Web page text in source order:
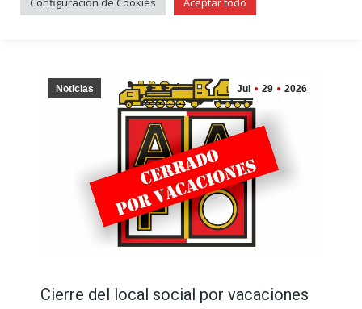
Jul 29 2026
Noticias
Cierre del local social por vacaciones